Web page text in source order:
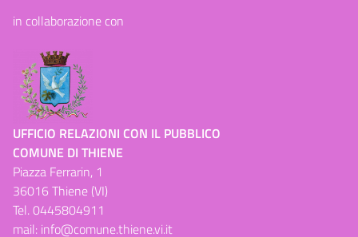
in collaborazione con
UFFICIO RELAZIONI CON IL PUBBLICO
COMUNE DI THIENE
Piazza Ferrarin, 1
36016 Thiene (VI)
Tel.0445804911
mail: info@comune.thiene.vi.it